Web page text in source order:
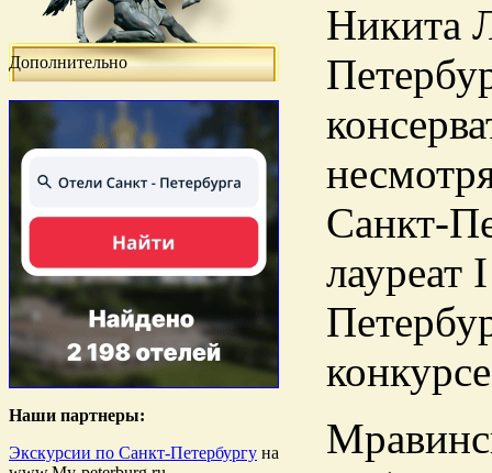
Дополнительно
Наши партнеры:
Экскурсии по Санкт-Петербургу на
Никита
Санкт-